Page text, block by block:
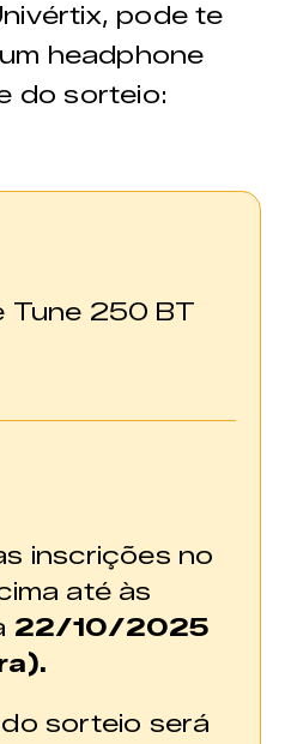
pode te
headphone
do sorteio:
Tune 250 BT
inscrições no
até às
22/10/2025
sorteio será